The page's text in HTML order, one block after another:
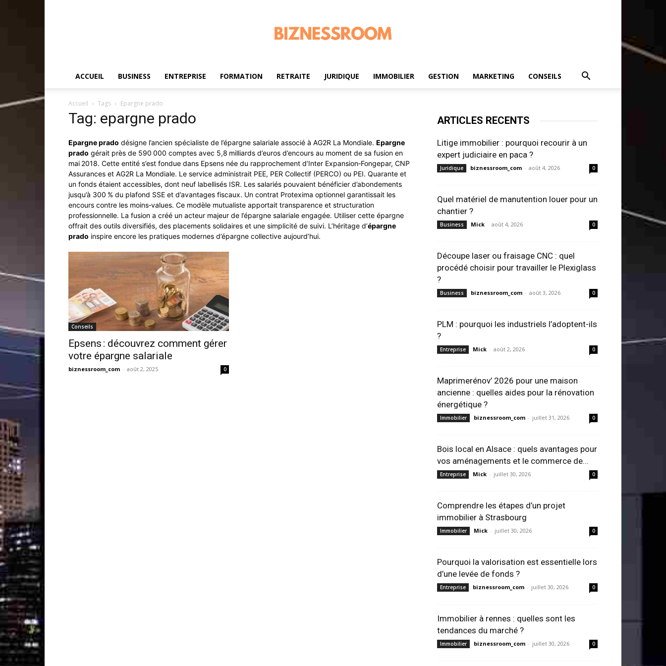
ACCUEIL BUSINESS ENTREPRISE FORMATION RETRAITE JURIDIQUE IMMOBILIER GESTION MARKETING CONSEILS
Accueil Tags Epargne prado
Tag: epargne prado
Epargne prado désigne l’ancien spécialiste de l’épargne salariale associé à AG2R La Mondiale. Epargne
prado gérait près de 590 000 comptes avec 5,8 milliards d’euros d’encours au moment de sa fusion en
mai 2018. Cette entité s’est fondue dans Epsens née du rapprochement d’Inter Expansion‑Fongepar, CNP
Assurances et AG2R La Mondiale. Le service administrait PEE, PER Collectif (PERCO) ou PEI. Quarante et
un fonds étaient accessibles, dont neuf labellisés ISR. Les salariés pouvaient bénéficier d’abondements
jusqu’à 300 % du plafond SSE et d’avantages fiscaux. Un contrat Protexima optionnel garantissait les
encours contre les moins‑values. Ce modèle mutualiste apportait transparence et structuration
professionnelle. La fusion a créé un acteur majeur de l’épargne salariale engagée. Utiliser cette épargne
offrait des outils diversifiés, des placements solidaires et une simplicité de suivi. L’héritage d’épargne
prado inspire encore les pratiques modernes d’épargne collective aujourd’hui.
Conseils
Epsens : découvrez comment gérer
votre épargne salariale
biznessroom_com - août 2, 2025 0
ARTICLES RECENTS
Litige immobilier : pourquoi recourir à un
expert judiciaire en paca ?
Juridique biznessroom_com - août 4, 2026 0
Quel matériel de manutention louer pour un
chantier ?
Business Mick - août 4, 2026 0
Découpe laser ou fraisage CNC : quel
procédé choisir pour travailler le Plexiglass
?
Business biznessroom_com - août 3, 2026 0
PLM : pourquoi les industriels l’adoptent-ils
?
Entreprise Mick - août 2, 2026 0
Maprimerénov’ 2026 pour une maison
ancienne : quelles aides pour la rénovation
énergétique ?
Immobilier biznessroom_com - juillet 31, 2026 0
Bois local en Alsace : quels avantages pour
vos aménagements et le commerce de...
Entreprise Mick - juillet 30, 2026 0
Comprendre les étapes d’un projet
immobilier à Strasbourg
Immobilier Mick - juillet 30, 2026 0
Pourquoi la valorisation est essentielle lors
d’une levée de fonds ?
Entreprise biznessroom_com - juillet 30, 2026 0
Immobilier à rennes : quelles sont les
tendances du marché ?
Immobilier biznessroom_com - juillet 30, 2026 0